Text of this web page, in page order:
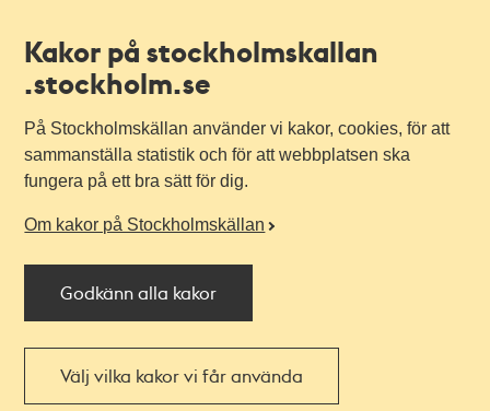
Kakor på stockholmskallan
.stockholm.se
På Stockholmskällan använder vi kakor, cookies, för att
sammanställa statistik och för att webbplatsen ska
fungera på ett bra sätt för dig.
Om kakor på Stockholmskällan
Godkänn alla kakor
Välj vilka kakor vi får använda